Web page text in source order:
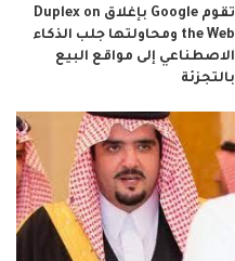
تقوم Google بإغلاق Duplex on
the Web ومحاولتها جلب الذكاء
الاصطناعي إلى مواقع البيع
بالتجزئة